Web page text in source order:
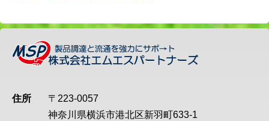
住所
〒223-0057
神奈川県横浜市港北区新羽町633-1